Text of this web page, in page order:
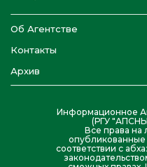
Об Агентстве
Контакты
Архив
Информационное
(РГУ
Все права
соответствии с